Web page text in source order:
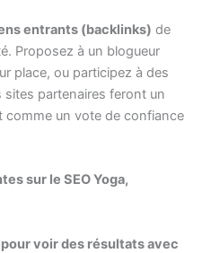
entrants (backlinks) de
Proposez à un blogueur
place, ou participez à des
partenaires feront un
comme un vote de confiance
sur le SEO Yoga,
voir des résultats avec